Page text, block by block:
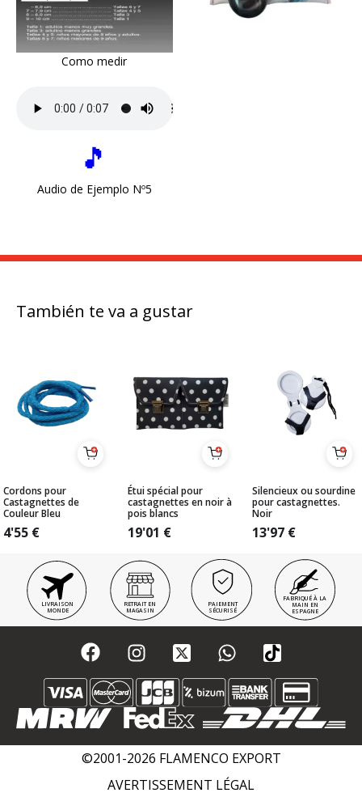
Como medir
🎵
Audio de Ejemplo Nº5
También te va a gustar
Cordons pour
Castagnettes de
Couleur Bleu
4'55 €
Étui spécial pour
castagnettes en noir à
pois blancs
19'01 €
Silencieux ou sourdine
pour castagnettes.
Noir
13'97 €
LIVRAISON
MONDE
RETRAIT EN
MAGASIN
PAIEMENT
SÉCURISÉ
FABRIQUÉ À LA
MAIN EN
ESPAGNE
©2001-2026 FLAMENCO EXPORT
AVERTISSEMENT LÉGAL